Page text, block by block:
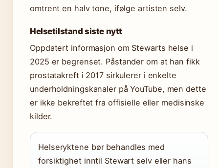
omtrent en halv tone, ifølge artisten selv.
Helsetilstand siste nytt
Oppdatert informasjon om Stewarts helse i
2025 er begrenset. Påstander om at han fikk
prostatakreft i 2017 sirkulerer i enkelte
underholdningskanaler på YouTube, men dette
er ikke bekreftet fra offisielle eller medisinske
kilder.
Helseryktene bør behandles med
forsiktighet inntil Stewart selv eller hans